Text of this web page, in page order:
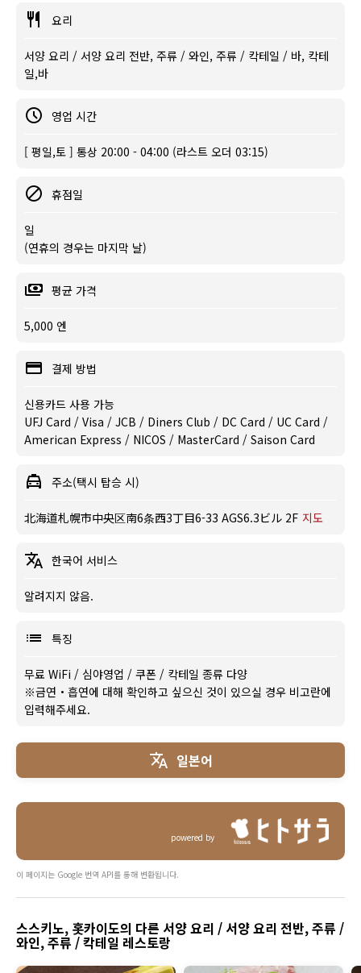
요리
서양 요리 / 서양 요리 전반, 주류 / 와인, 주류 / 칵테일 / 바, 칵테
일,바
영업 시간
[ 평일,토 ] 통상 20:00 - 04:00 (라스트 오더 03:15)
휴점일
일
(연휴의 경우는 마지막 날)
평균 가격
5,000 엔
결제 방법
신용카드 사용 가능
UFJ Card / Visa / JCB / Diners Club / DC Card / UC Card /
American Express / NICOS / MasterCard / Saison Card
주소(택시 탑승 시)
北海道札幌市中央区南6条西3丁目6-33 AGS6.3ビル 2F 지도
한국어 서비스
알려지지 않음.
특징
무료 WiFi / 심야영업 / 쿠폰 / 칵테일 종류 다양
※금연・흡연에 대해 확인하고 싶으신 것이 있으실 경우 비고란에
입력해주세요.
일본어
powered by
이 페이지는 Google 번역 API를 통해 변환됩니다.
스스키노, 홋카이도의 다른 서양 요리 / 서양 요리 전반, 주류 /
와인, 주류 / 칵테일 레스토랑